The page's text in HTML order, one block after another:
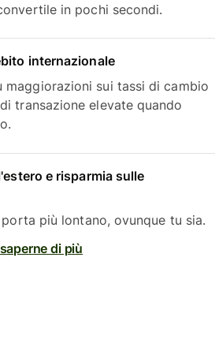
in pochi secondi.
internazionale
maggiorazioni sui tassi di cambio
transazione elevate quando
e risparmia sulle
più lontano, ovunque tu sia.
di più